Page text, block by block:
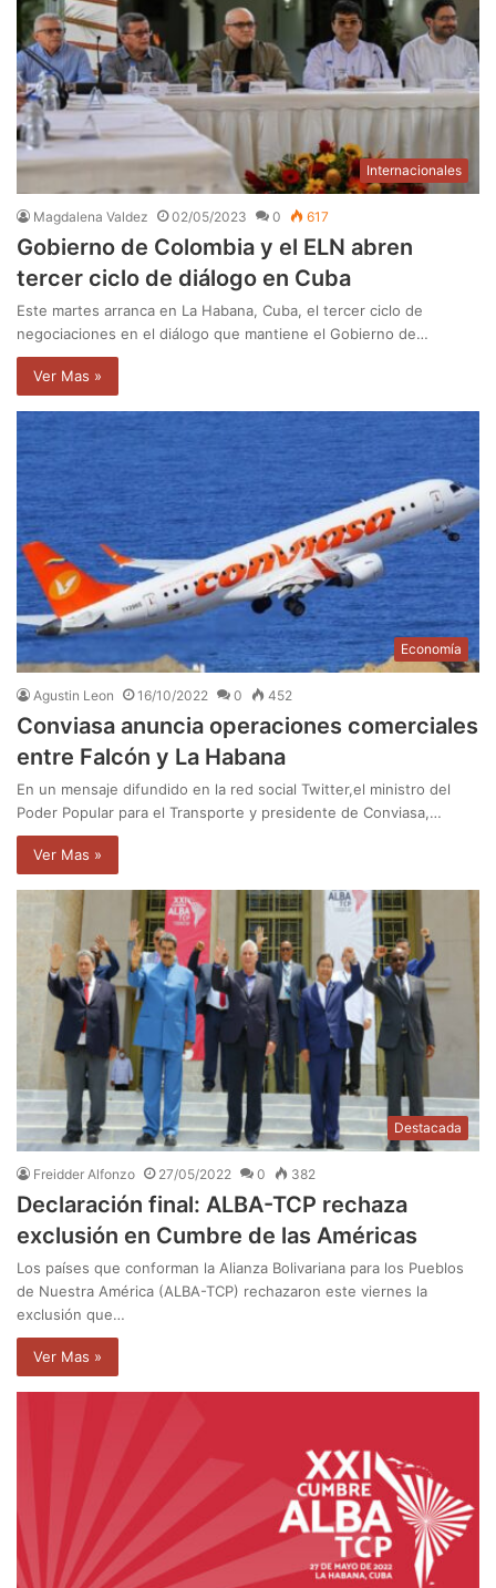
Internacionales
Magdalena Valdez 02/05/2023 0 617
Gobierno de Colombia y el ELN abren
tercer ciclo de diálogo en Cuba
Este martes arranca en La Habana, Cuba, el tercer ciclo de
negociaciones en el diálogo que mantiene el Gobierno de…
Ver Mas »
Economía
Agustin Leon 16/10/2022 0 452
Conviasa anuncia operaciones comerciales
entre Falcón y La Habana
En un mensaje difundido en la red social Twitter,el ministro del
Poder Popular para el Transporte y presidente de Conviasa,…
Ver Mas »
Destacada
Freidder Alfonzo 27/05/2022 0 382
Declaración final: ALBA-TCP rechaza
exclusión en Cumbre de las Américas
Los países que conforman la Alianza Bolivariana para los Pueblos
de Nuestra América (ALBA-TCP) rechazaron este viernes la
exclusión que…
Ver Mas »